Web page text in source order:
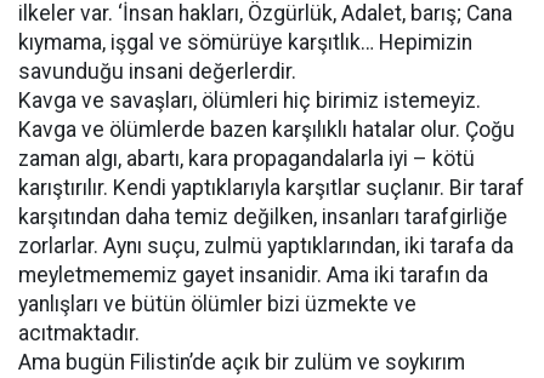
ilkeler var. ‘İnsan hakları, Özgürlük, Adalet, barış; Cana
kıymama, işgal ve sömürüye karşıtlık… Hepimizin
savunduğu insani değerlerdir.
Kavga ve savaşları, ölümleri hiç birimiz istemeyiz.
Kavga ve ölümlerde bazen karşılıklı hatalar olur. Çoğu
zaman algı, abartı, kara propagandalarla iyi – kötü
karıştırılır. Kendi yaptıklarıyla karşıtlar suçlanır. Bir taraf
karşıtından daha temiz değilken, insanları tarafgirliğe
zorlarlar. Aynı suçu, zulmü yaptıklarından, iki tarafa da
meyletmememiz gayet insanidir. Ama iki tarafın da
yanlışları ve bütün ölümler bizi üzmekte ve
acıtmaktadır.
Ama bugün Filistin’de açık bir zulüm ve soykırım